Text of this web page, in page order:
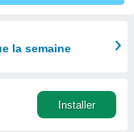
la semaine
Installer